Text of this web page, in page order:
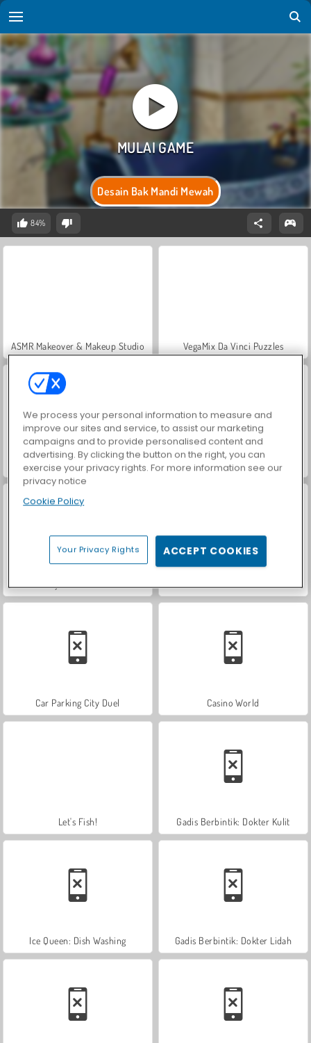
Desain Bak Mandi Mewah
84%
ASMR Makeover & Makeup Studio VegaMix Da Vinci Puzzles
Farm Merge Valley Royal Story
Car Parking City Duel Casino World
Let's Fish! Gadis Berbintik: Dokter Kulit
Ice Queen: Dish Washing Gadis Berbintik: Dokter Lidah
We process your personal information to measure and
improve our sites and service, to assist our marketing
campaigns and to provide personalised content and
advertising. By clicking the button on the right, you can
exercise your privacy rights. For more information see our
privacy notice
Cookie Policy
Your Privacy Rights ACCEPT COOKIES